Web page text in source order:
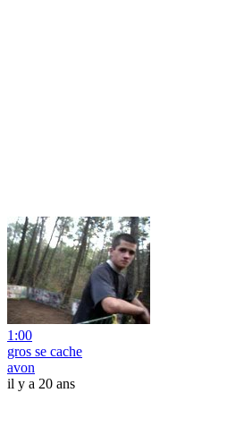
1:00
gros se cache
avon
il y a 20 ans